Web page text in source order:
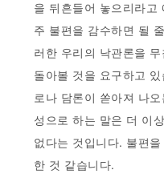
을 뒤흔들어 놓으리라고
주 불편을 감수하면 될
러한 우리의 낙관론을
돌아볼 것을 요구하고
로나 담론이 쏟아져 나
성으로 하는 말은 더 이
없다는 것입니다. 불편
한 것 같습니다.